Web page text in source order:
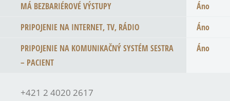
MÁ BEZBARIÉROVÉ VÝSTUPY
Áno
PRIPOJENIE NA INTERNET, TV, RÁDIO
Áno
PRIPOJENIE NA KOMUNIKAČNÝ SYSTÉM SESTRA
– PACIENT
Áno
+421 2 4020 2617